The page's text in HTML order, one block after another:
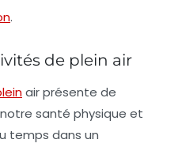
.
de plein air
airprésente de
santé physique et
temps dans un